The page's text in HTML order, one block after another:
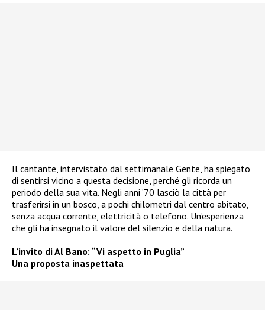
Il cantante, intervistato dal settimanale Gente, ha spiegato
di sentirsi vicino a questa decisione, perché gli ricorda un
periodo della sua vita. Negli anni ’70 lasciò la città per
trasferirsi in un bosco, a pochi chilometri dal centro abitato,
senza acqua corrente, elettricità o telefono. Un’esperienza
che gli ha insegnato il valore del silenzio e della natura.
L’invito di Al Bano: “Vi aspetto in Puglia”
Una proposta inaspettata